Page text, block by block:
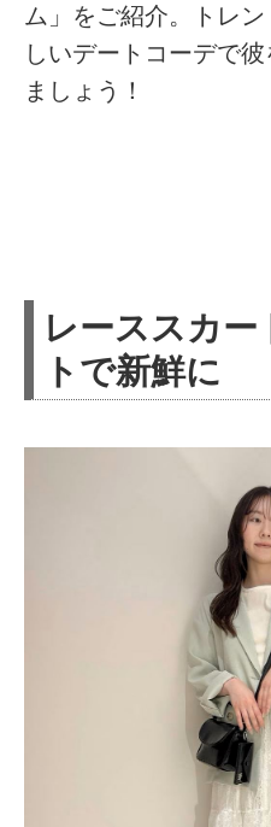
ム」をご紹介。トレ
しいデートコーデで
ましょう！
レーススカー
トで新鮮に